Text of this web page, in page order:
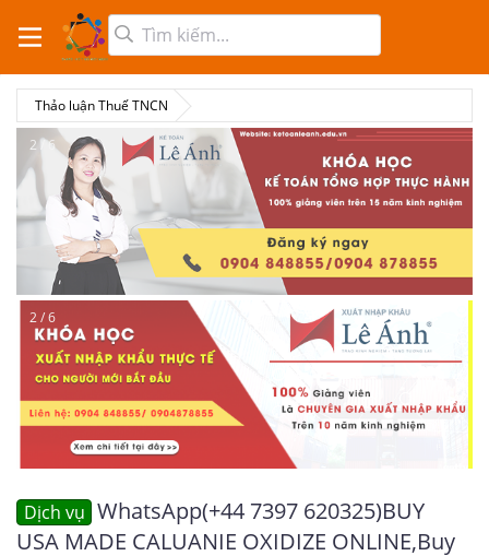
Thảo luận Thuế TNCN
2 / 6
2 / 6
Dịch vụ WhatsApp(+44 7397 620325)BUY
USA MADE CALUANIE OXIDIZE ONLINE,Buy